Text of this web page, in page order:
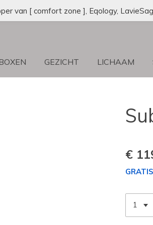
van [ comfort zone ], Eqology,
GEZICHT LICHAAM
€